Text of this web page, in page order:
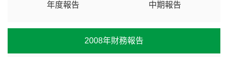
年度報告 中期報告
2008年財務報告